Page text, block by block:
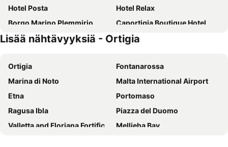
Hotel Posta
Hotel Relax
Borgo Marino Plemmirio
Caportigia Boutique Hotel
Wellness Spa Hotel Principe Fitalia
Piccolo Hotel Casa Mia
Eureka Palace Hotel Spa
Valle di Mare Country Resort
Grand Hotel Des Ètrangers
Domus Mariae Albergo
Residence Dei Baroni
Dimora Caiammari Luxury Hotel &amp; Spa
Masseria Testaferrata
Hotel Gargallo
Gran Bretagna Boutique Hotel Ortigia
Life Hotels Kalaonda Resort
Lisää nähtävyyksiä - Ortigia
Ortigia
Fontanarossa
Marina di Noto
Malta International Airport
Etna
Portomaso
Ragusa Ibla
Piazza del Duomo
Valletta and Floriana Fortifications
Mellieha Bay